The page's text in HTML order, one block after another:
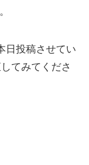
日投稿させてい
てみてくださ